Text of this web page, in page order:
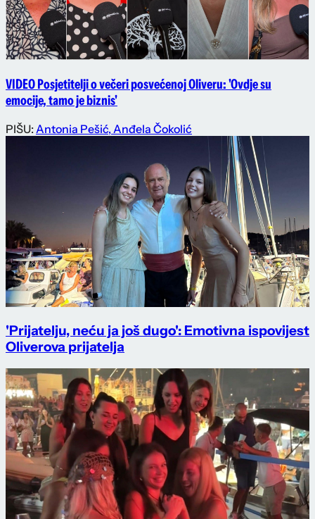
VIDEO Posjetitelji o večeri posvećenoj Oliveru: 'Ovdje su
emocije, tamo je biznis'
PIŠU: Antonia Pešić, Anđela Čokolić
'Prijatelju, neću ja još dugo': Emotivna ispovijest
Oliverova prijatelja